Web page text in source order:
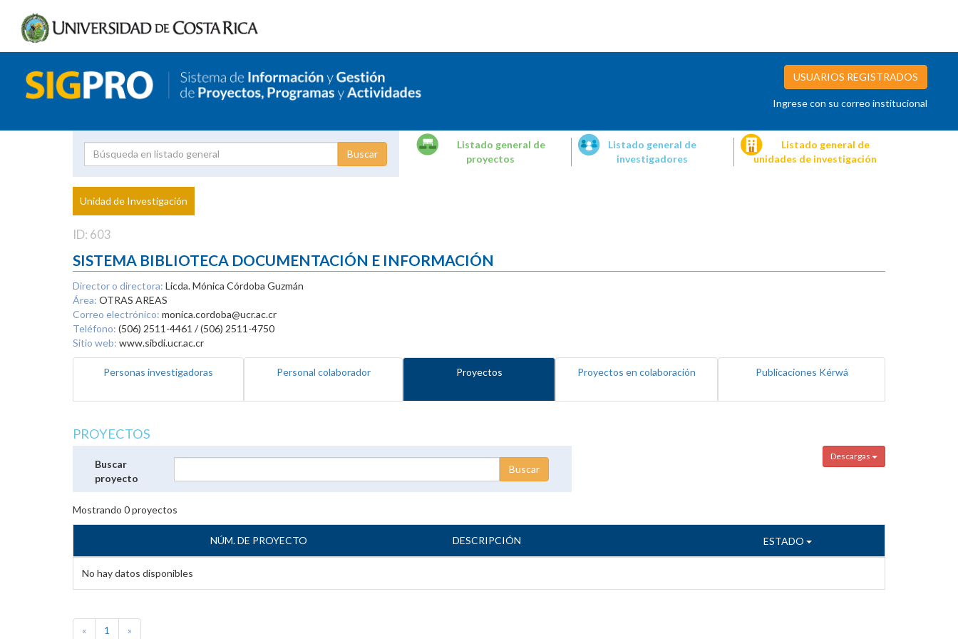
USUARIOS REGISTRADOS
Ingrese con su correo institucional
Proyecto
Investigador
Listado general de
proyectos
Listado general de
investigadores
Listado general de
unidades de investigación
Unidad de Investigación
ID: 603
SISTEMA BIBLIOTECA DOCUMENTACIÓN E INFORMACIÓN
Director o directora: Licda. Mónica Córdoba Guzmán
Área: OTRAS AREAS
Correo electrónico: monica.cordoba@ucr.ac.cr
Teléfono: (506) 2511-4461 / (506) 2511-4750
Sitio web: www.sibdi.ucr.ac.cr
Personas investigadoras Personal colaborador Proyectos Proyectos en colaboración Publicaciones Kérwá
PROYECTOS
Descargas
Buscar
proyecto
Mostrando 0proyectos
NÚM. DE PROYECTO DESCRIPCIÓN ESTADO
No hay datos disponibles
« 1 »